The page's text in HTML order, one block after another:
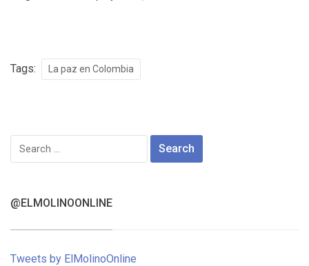
Tags: La paz en Colombia
Search
for:
@ELMOLINOONLINE
Tweets by ElMolinoOnline